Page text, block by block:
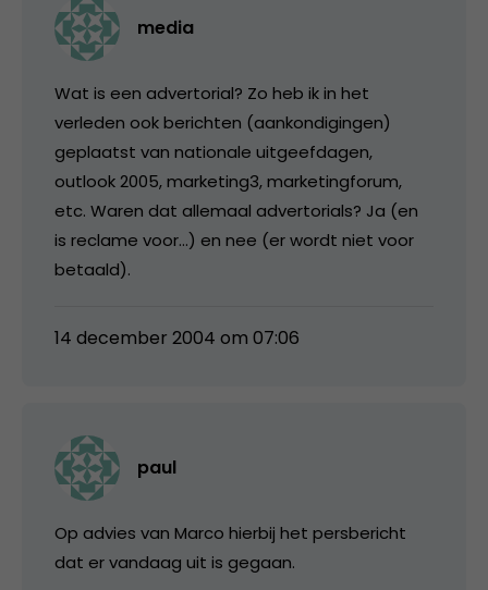
media
Wat is een advertorial? Zo heb ik in het
verleden ook berichten (aankondigingen)
geplaatst van nationale uitgeefdagen,
outlook 2005, marketing3, marketingforum,
etc. Waren dat allemaal advertorials? Ja (en
is reclame voor…) en nee (er wordt niet voor
betaald).
14 december 2004 om 07:06
paul
Op advies van Marco hierbij het persbericht
dat er vandaag uit is gegaan.